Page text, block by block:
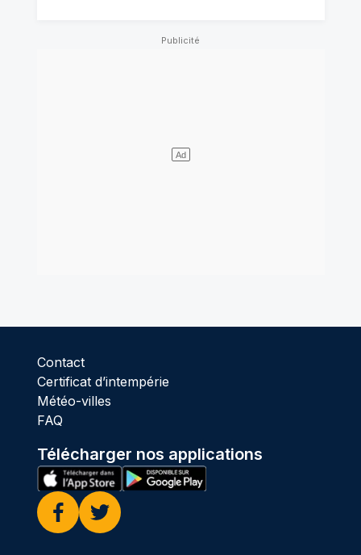
Contact
Certificat d’intempérie
Météo-villes
FAQ
Télécharger nos applications
Facebook
Twitter